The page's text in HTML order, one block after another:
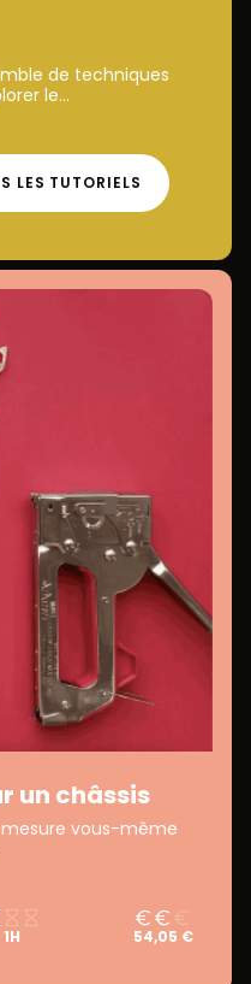
de techniques
le...
LES TUTORIELS
un châssis
mesure vous-même
1H 54,05 €